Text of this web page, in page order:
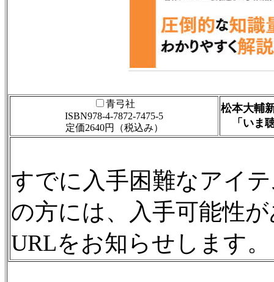
青弓社
ISBN978-4-7872-7475-5
定価2640円（税込み）
松本大輔
「いま
すでに入手困難なアイ
の方には、入手可能性
URLをお知らせします。